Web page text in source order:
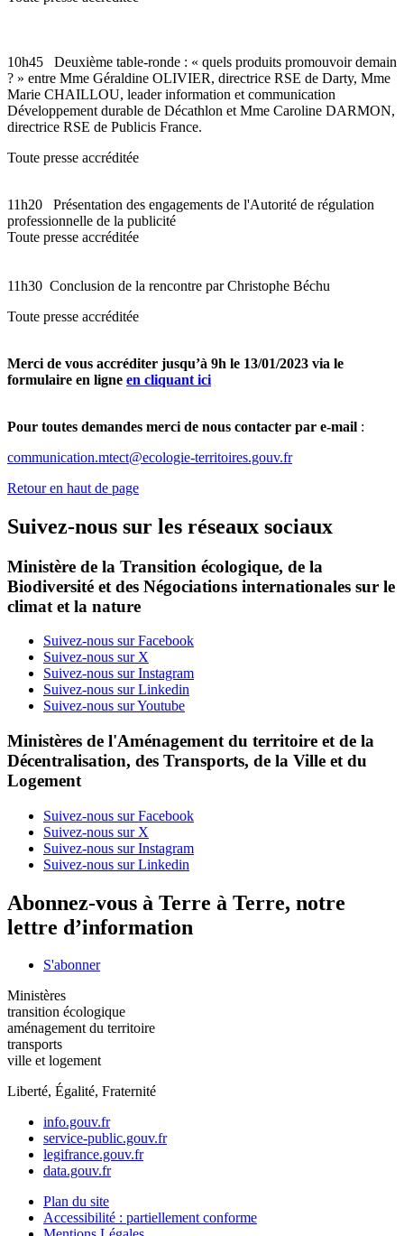
10h45 Deuxième table-ronde : « quels produits promouvoir demain
? » entre Mme Géraldine OLIVIER, directrice RSE de Darty, Mme
Marie CHAILLOU, leader information et communication
Développement durable de Décathlon et Mme Caroline DARMON,
directrice RSE de Publicis France.
Toute presse accréditée
11h20 Présentation des engagements de l'Autorité de régulation
professionnelle de la publicité
Toute presse accréditée
11h30 Conclusion de la rencontre par Christophe Béchu
Toute presse accréditée
Merci de vous accréditer jusqu’à 9h le 13/01/2023 via le
formulaire en ligne en cliquant ici
Pour toutes demandes merci de nous contacter par e-mail :
communication.mtect@ecologie-territoires.gouv.fr
Retour en haut de page
Suivez-nous sur les réseaux sociaux
Ministère de la Transition écologique, de la
Biodiversité et des Négociations internationales sur le
climat et la nature
Suivez-nous sur Facebook
Suivez-nous sur X
Suivez-nous sur Instagram
Suivez-nous sur Linkedin
Suivez-nous sur Youtube
Ministères de l'Aménagement du territoire et de la
Décentralisation, des Transports, de la Ville et du
Logement
Suivez-nous sur Facebook
Suivez-nous sur X
Suivez-nous sur Instagram
Suivez-nous sur Linkedin
Abonnez-vous à Terre à Terre, notre
lettre d’information
S'abonner
Ministères
transition écologique
aménagement du territoire
transports
ville et logement
Liberté, Égalité, Fraternité
info.gouv.fr
service-public.gouv.fr
legifrance.gouv.fr
data.gouv.fr
Plan du site
Accessibilité : partiellement conforme